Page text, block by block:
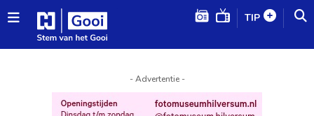
TIP
- Advertentie -